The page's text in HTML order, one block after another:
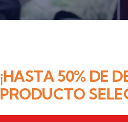
¡HASTA 50% DE
PRODUCTO